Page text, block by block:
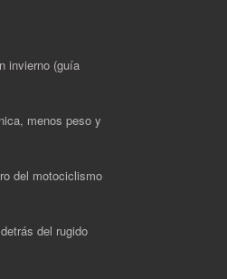
invierno (guía
menos peso y
del motociclismo
del rugido